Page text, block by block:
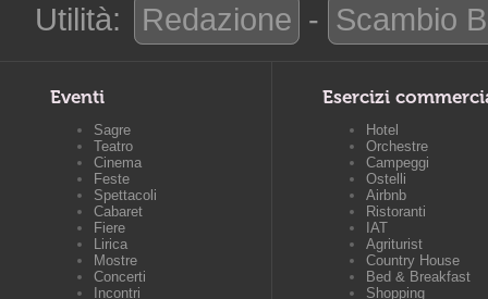
Utilità:
Redazione - Scambio
Eventi
Sagre
Teatro
Cinema
Feste
Spettacoli
Cabaret
Fiere
Lirica
Mostre
Concerti
Incontri
Esercizi
Hotel
Orchestre
Campeggi
Ostelli
Airbnb
Ristoranti
IAT
Agriturist
Country House
Bed & Breakfast
Shopping